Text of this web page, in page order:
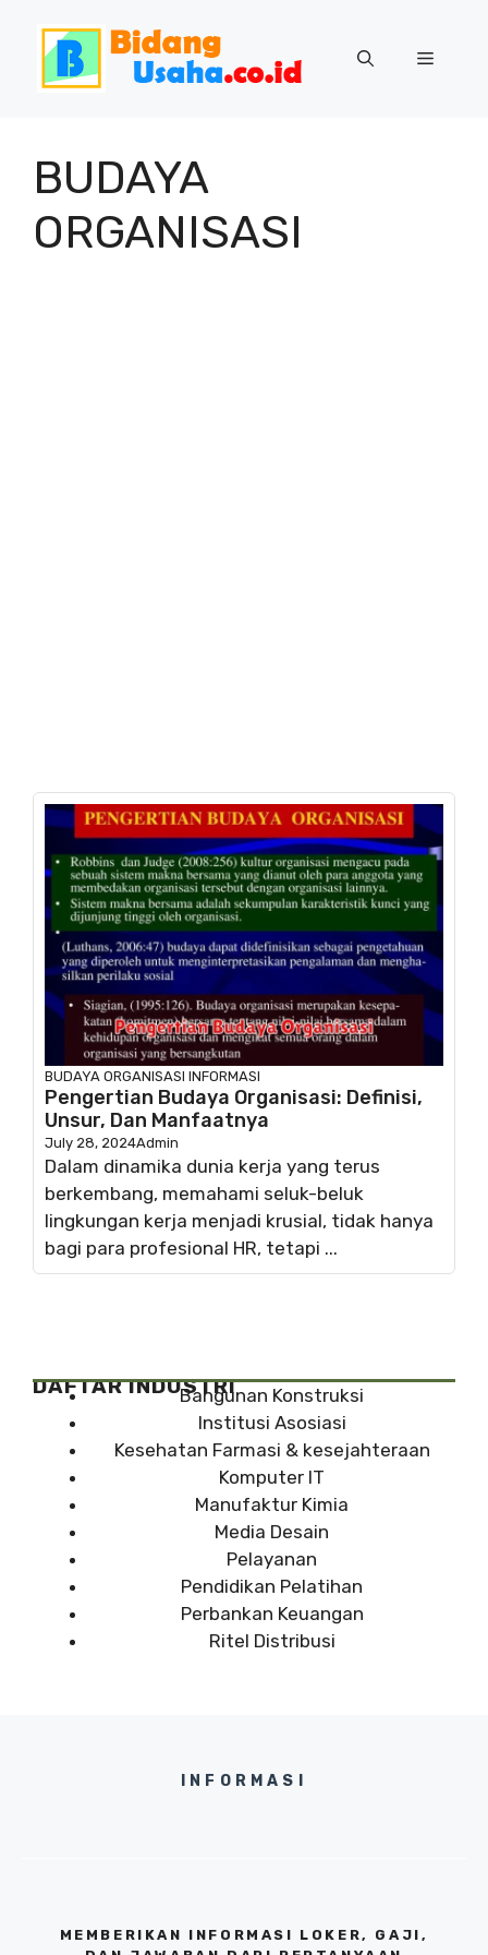
Menu
BUDAYA
ORGANISASI
BUDAYA ORGANISASI INFORMASI
Pengertian Budaya Organisasi: Definisi,
Unsur, Dan Manfaatnya
July 28, 2024Admin
Dalam dinamika dunia kerja yang terus
berkembang, memahami seluk-beluk
lingkungan kerja menjadi krusial, tidak hanya
bagi para profesional HR, tetapi ...
DAFTAR INDUSTRIBangunan Konstruksi
Institusi Asosiasi
Kesehatan Farmasi & kesejahteraan
Komputer IT
Manufaktur Kimia
Media Desain
Pelayanan
Pendidikan Pelatihan
Perbankan Keuangan
Ritel Distribusi
INFORMASI
MEMBERIKAN INFORMASI LOKER, GAJI,